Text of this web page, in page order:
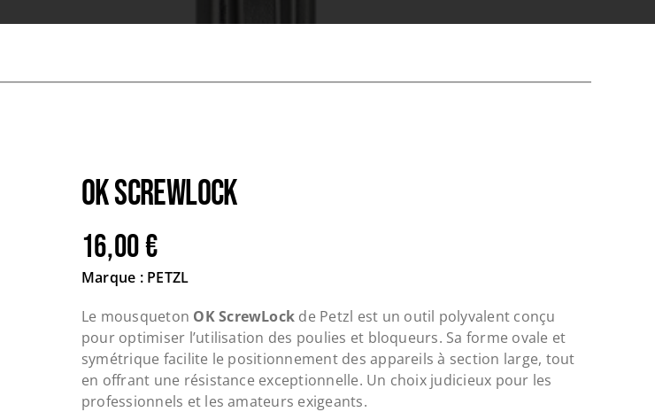
OK ScrewLock
16,00€
Marque : PETZL
Le mousqueton OK ScrewLock de Petzl est un outil polyvalent conçu
pour optimiser l’utilisation des poulies et bloqueurs. Sa forme ovale et
symétrique facilite le positionnement des appareils à section large, tout
en offrant une résistance exceptionnelle. Un choix judicieux pour les
professionnels et les amateurs exigeants.